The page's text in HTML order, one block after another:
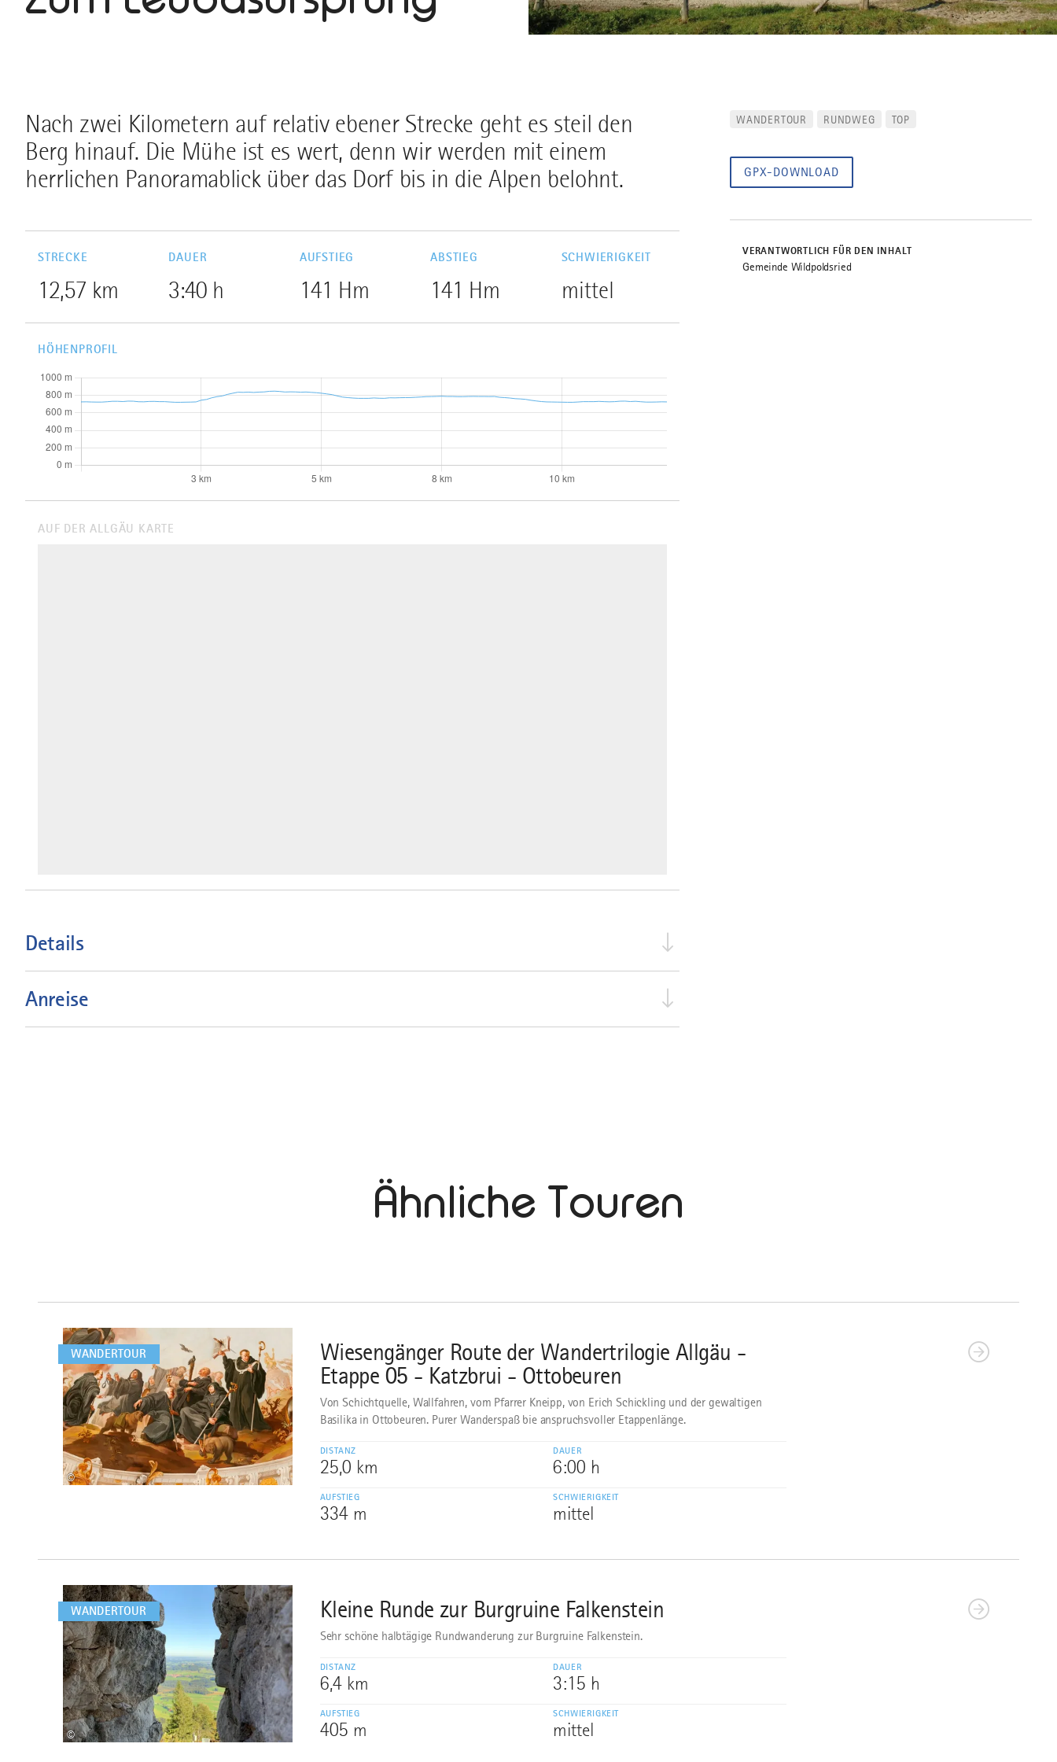
Nach zwei Kilometern auf relativ ebener Strecke geht es steil den
Berg hinauf. Die Mühe ist es wert, denn wir werden mit einem
herrlichen Panoramablick über das Dorf bis in die Alpen belohnt.
STRECKE
12,57 km
DAUER
3:40 h
AUFSTIEG
141 Hm
ABSTIEG
141 Hm
SCHWIERIGKEIT
mittel
HÖHENPROFIL
AUF DER ALLGÄU KARTE
Details
Anreise
WANDERTOUR RUNDWEG TOP
GPX-DOWNLOAD
VERANTWORTLICH FÜR DEN INHALT
Gemeinde Wildpoldsried
Ähnliche Touren
WANDERTOUR
1
Wiesengänger Route der Wandertrilogie Allgäu -
Etappe 05 - Katzbrui - Ottobeuren
©
Von Schichtquelle, Wallfahren, vom Pfarrer Kneipp, von Erich Schickling und der gewaltigen
Basilika in Ottobeuren. Purer Wanderspaß bie anspruchsvoller Etappenlänge.
DISTANZ
25,0 km
DAUER
6:00 h
AUFSTIEG
334 m
SCHWIERIGKEIT
mittel
WANDERTOUR
2
Kleine Runde zur Burgruine Falkenstein
©
Sehr schöne halbtägige Rundwanderung zur Burgruine Falkenstein.
DISTANZ
6,4 km
DAUER
3:15 h
AUFSTIEG
405 m
SCHWIERIGKEIT
mittel